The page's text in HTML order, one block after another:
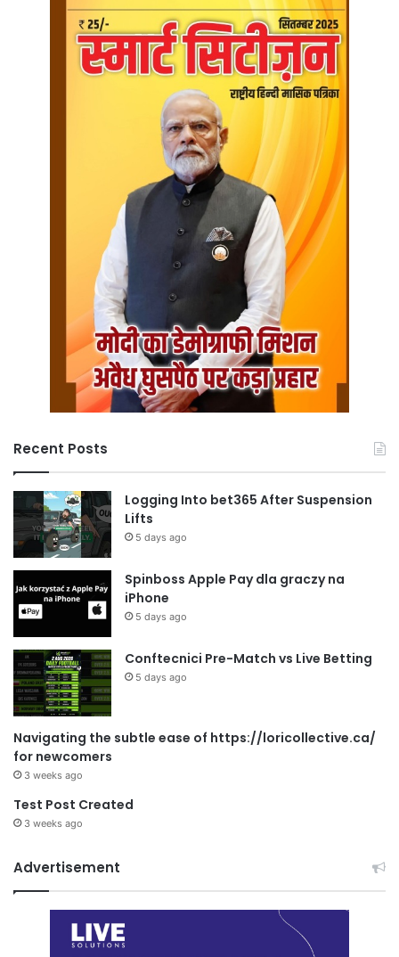
Recent Posts
Logging Into bet365 After Suspension
Lifts
5 days ago
Spinboss Apple Pay dla graczy na
iPhone
5 days ago
Conftecnici Pre-Match vs Live Betting
5 days ago
Navigating the subtle ease of https://loricollective.ca/
for newcomers
3 weeks ago
Test Post Created
3 weeks ago
Advertisement